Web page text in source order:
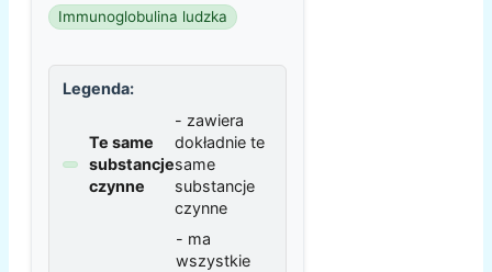
Immunoglobulina ludzka
Legenda:
Te same
substancje
czynne
- zawiera
dokładnie te
same
substancje
czynne
- ma
wszystkie